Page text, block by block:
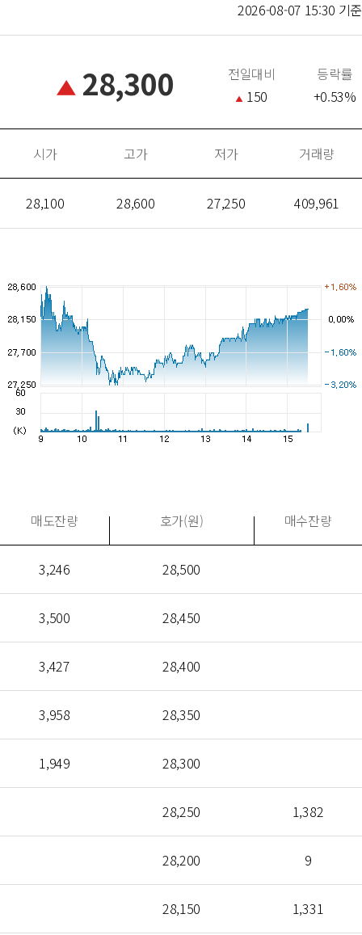
2026-08-07 15:30 기준
28,300
전일대비
150
등락률
+0.53%
시가
28,100
고가
28,600
저가
27,250
거래량
409,961
매도잔량 호가(원) 매수잔량
3,246 28,500
3,500 28,450
3,427 28,400
3,958 28,350
1,949 28,300
28,250 1,382
28,200 9
28,150 1,331